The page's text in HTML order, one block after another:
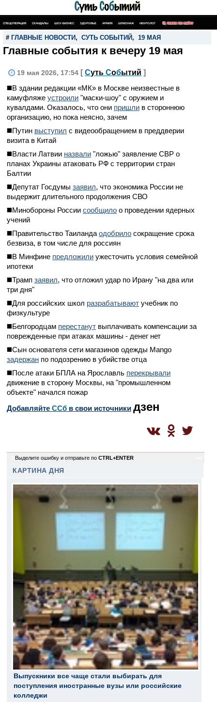
СПЕЦОПЕРАЦИЯ СКАНДАЛЫ ШОУ-БИЗНЕС ЗДОРОВЬЕ АРМИЯ ШПИОНАЖ НЕКРОЛОГ ПОИСК ПО САЙТУ
# ГЛАВНЫЕ НОВОСТИ , СУТЬ СОБЫТИЙ , 19 МАЯ
Главные события к вечеру 19 мая
19 мая 2026, 17:54 [ Суть Событий ]
◼️В здании редакции «МК» в Москве неизвестные в
камуфляже устроили "маски-шоу" с оружием и
кувалдами. Оказалось, что они пришли в стороннюю
организацию, но пока неясно, зачем
◼️Путин выступил с видеообращением в преддверии
визита в Китай
◼️Власти Латвии назвали "ложью" заявление СВР о
планах Украины атаковать РФ с территории стран
Балтии
◼️Депутат Госдумы заявил, что экономика России не
выдержит длительного продолжения СВО
◼️Минобороны России сообщило о проведении ядерных
учений
◼️Правительство Таиланда одобрило сокращение срока
безвиза, в том числе для россиян
◼️В Минфине предложили ужесточить условия семейной
ипотеки
◼️Трамп заявил, что отложил удар по Ирану "на два или
три дня"
◼️Для российских школ разрабатывают учебник по
физкультуре
◼️Белгородцам перестанут выплачивать компенсации за
поврежденные при атаках машины - денег нет
◼️Сын основателя сети магазинов одежды Mango
задержан по подозрению в убийстве отца
◼️После атаки БПЛА на Ярославль перекрывали
движение в сторону Москвы, на "промышленном
объекте" начался пожар
Добавляйте CСб в свои источники дзен
Выделите ошибку и отправьте по CTRL+ENTER
КАРТИНА ДНЯ
Выпускники все чаще стали выбирать для
поступления иностранные вузы или российские
колледжи